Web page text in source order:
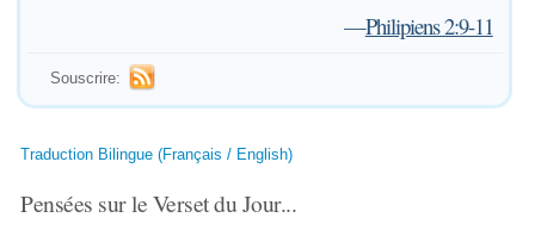
—Philipiens 2:9-11
Souscrire:
Traduction Bilingue (Français / English)
Pensées sur le Verset du Jour...